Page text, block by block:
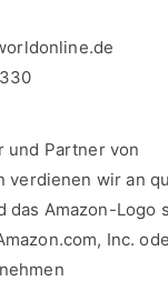
und Partner von
verdienen wir an
das Amazon-Logo
Inc.